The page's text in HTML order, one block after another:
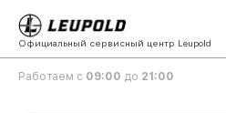
Официальный сервисный центр Leupold
Работаем с 09:00 до 21:00